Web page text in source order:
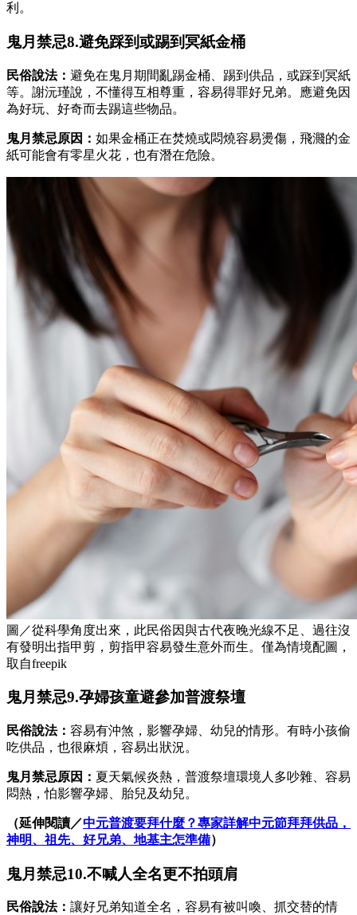
利。
鬼月禁忌8.避免踩到或踢到冥紙金桶
民俗說法： 避免在鬼月期間亂踢金桶、踢到供品，或踩到冥紙
等。謝沅瑾說，不懂得互相尊重，容易得罪好兄弟。應避免因
為好玩、好奇而去踢這些物品。
鬼月禁忌原因： 如果金桶正在焚燒或悶燒容易燙傷，飛濺的金
紙可能會有零星火花，也有潛在危險。
圖／從科學角度出來，此民俗因與古代夜晚光線不足、過往沒
有發明出指甲剪，剪指甲容易發生意外而生。僅為情境配圖，
取自freepik
鬼月禁忌9.孕婦孩童避參加普渡祭壇
民俗說法： 容易有沖煞，影響孕婦、幼兒的情形。有時小孩偷
吃供品，也很麻煩，容易出狀況。
鬼月禁忌原因： 夏天氣候炎熱，普渡祭壇環境人多吵雜、容易
悶熱，怕影響孕婦、胎兒及幼兒。
（延伸閱讀／中元普渡要拜什麼？專家詳解中元節拜拜供品，
神明、祖先、好兄弟、地基主怎準備）
鬼月禁忌10.不喊人全名更不拍頭肩
民俗說法： 讓好兄弟知道全名，容易有被叫喚、抓交替的情